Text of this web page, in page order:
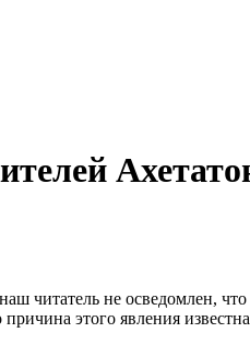
читатель не осведомлен,
этого явления